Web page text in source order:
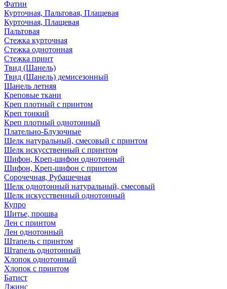
Фатин
Курточная, Пальтовая, Плащевая
Курточная, Плащевая
Пальтовая
Стежка курточная
Стежка однотонная
Стежка принт
Твид (Шанель)
Твид (Шанель) демисезонный
Шанель летняя
Креповые ткани
Креп плотный с принтом
Креп тонкий
Креп плотный однотонный
Плательно-Блузочные
Шелк натуральный, смесовый с принтом
Шелк искусственный с принтом
Шифон, Креп-шифон однотонный
Шифон, Креп-шифон с принтом
Сорочечная, Рубашечная
Шелк однотонный натуральный, смесовый
Шелк искусственный однотонный
Купро
Шитье, прошва
Лен с принтом
Лен однотонный
Штапель с принтом
Штапель однотонный
Хлопок однотонный
Хлопок с принтом
Батист
Джинс